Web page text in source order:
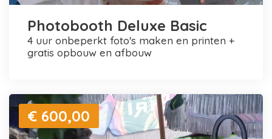
Photobooth Deluxe Basic
4 uur onbeperkt foto's maken en printen +
gratis opbouw en afbouw
€ 600,00